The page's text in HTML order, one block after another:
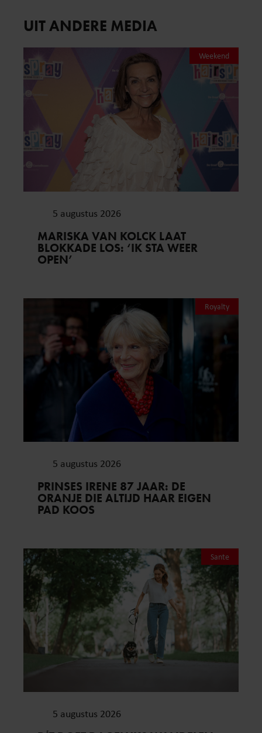
UIT ANDERE MEDIA
Weekend
5 augustus 2026
MARISKA VAN KOLCK LAAT
BLOKKADE LOS: ‘IK STA WEER
OPEN’
Royalty
5 augustus 2026
PRINSES IRENE 87 JAAR: DE
ORANJE DIE ALTIJD HAAR EIGEN
PAD KOOS
Sante
5 augustus 2026